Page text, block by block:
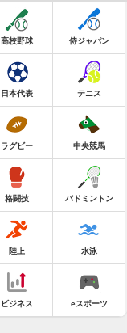
高校野球 侍ジャパン
日本代表 テニス
ラグビー 中央競馬
格闘技 バドミントン
陸上 水泳
ビジネス eスポーツ